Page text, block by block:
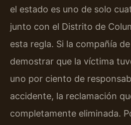
el estado es uno de solo
junto con el Distrito de
esta regla. Si la compañía
demostrar que la víctima
uno por ciento de
accidente, la reclamación
completamente eliminada.